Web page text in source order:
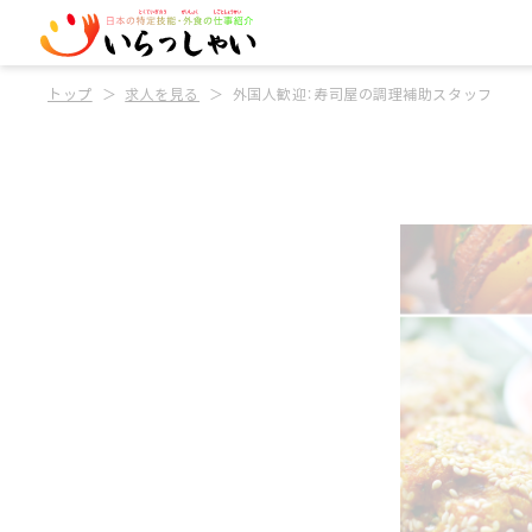
トップ 求人を見る 外国人歓迎：寿司屋の調理補助スタッフ